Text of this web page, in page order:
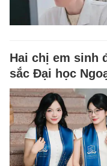
Hai chị em sinh
sắc Đại học